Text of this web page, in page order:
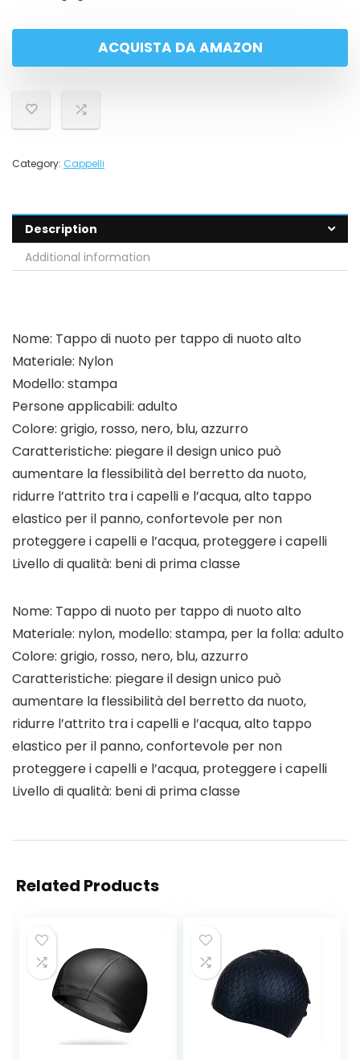
ACQUISTA DA AMAZON
Category: Cappelli
Description
Additional information
Nome: Tappo di nuoto per tappo di nuoto alto
Materiale: Nylon
Modello: stampa
Persone applicabili: adulto
Colore: grigio, rosso, nero, blu, azzurro
Caratteristiche: piegare il design unico può
aumentare la flessibilità del berretto da nuoto,
ridurre l’attrito tra i capelli e l’acqua, alto tappo
elastico per il panno, confortevole per non
proteggere i capelli e l’acqua, proteggere i capelli
Livello di qualità: beni di prima classe
Nome: Tappo di nuoto per tappo di nuoto alto
Materiale: nylon, modello: stampa, per la folla: adulto
Colore: grigio, rosso, nero, blu, azzurro
Caratteristiche: piegare il design unico può
aumentare la flessibilità del berretto da nuoto,
ridurre l’attrito tra i capelli e l’acqua, alto tappo
elastico per il panno, confortevole per non
proteggere i capelli e l’acqua, proteggere i capelli
Livello di qualità: beni di prima classe
Related Products